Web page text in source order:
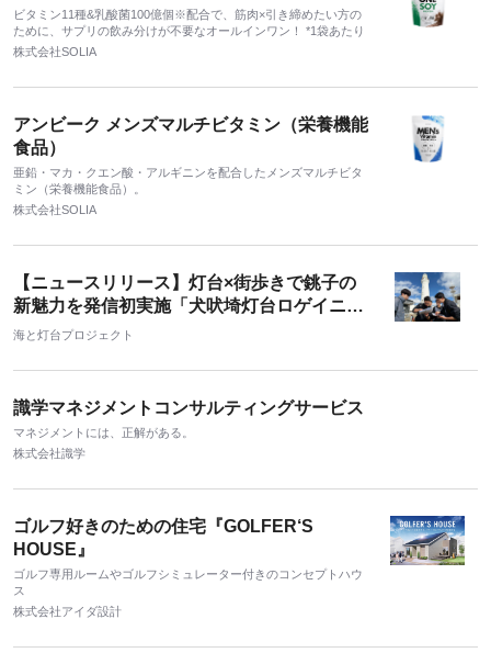
ビタミン11種&乳酸菌100億個※配合で、筋肉×引き締めたい方の
ために、サプリの飲み分けが不要なオールインワン！ *1袋あたり
株式会社SOLIA
アンビーク メンズマルチビタミン（栄養機能
食品）
亜鉛・マカ・クエン酸・アルギニンを配合したメンズマルチビタ
ミン（栄養機能食品）。
株式会社SOLIA
【ニュースリリース】灯台×街歩きで銚子の
新魅力を発信初実施「犬吠埼灯台ロゲイニン
グ」に手応え
海と灯台プロジェクト
識学マネジメントコンサルティングサービス
マネジメントには、正解がある。
株式会社識学
ゴルフ好きのための住宅『GOLFER‘S
HOUSE』
ゴルフ専用ルームやゴルフシミュレーター付きのコンセプトハウ
ス
株式会社アイダ設計